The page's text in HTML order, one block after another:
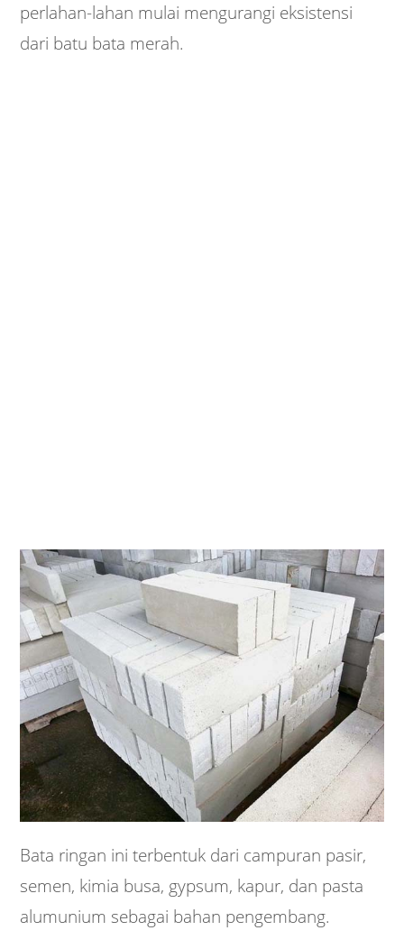
perlahan-lahan mulai mengurangi eksistensi
dari batu bata merah.
Bata ringan ini terbentuk dari campuran pasir,
semen, kimia busa, gypsum, kapur, dan pasta
alumunium sebagai bahan pengembang.